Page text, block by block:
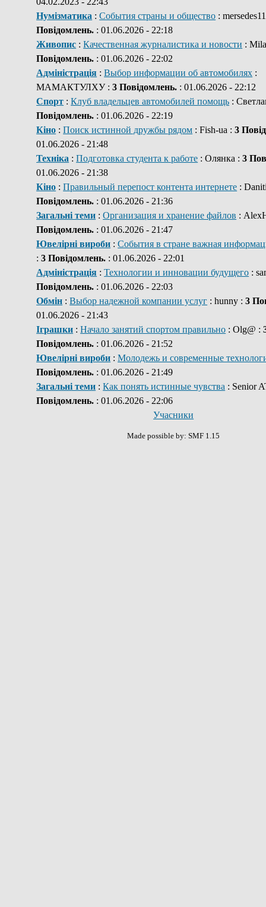
Нумізматика :События страны и общество :
Повідомлень. : 01.06.2026 - 22:18
Живопис :Качественная журналистика и новости :
Повідомлень. : 01.06.2026 - 22:02
Адміністрація :Выбор информации об автомобилях :
МАМАКТУЛХУ :3 Повідомлень. : 01.06.2026 - 22:12
Спорт :Клуб владельцев автомобилей помощь :
Повідомлень. : 01.06.2026 - 22:19
Кіно :Поиск истинной дружбы рядом : Fish-ua :3
01.06.2026 - 21:48
Техніка :Подготовка студента к работе : Олянка :3
01.06.2026 - 21:38
Кіно :Правильный перепост контента интернете :
Повідомлень. : 01.06.2026 - 21:36
Загальні теми :Организация и хранение файлов :
Повідомлень. : 01.06.2026 - 21:47
Ювелірні вироби :События в стране важная
:3 Повідомлень. : 01.06.2026 - 22:01
Адміністрація :Технологии и инновации будущего :
Повідомлень. : 01.06.2026 - 22:03
Обмін :Выбор надежной компании услуг : hunny :3
01.06.2026 - 21:43
Іграшки :Начало занятий спортом правильно : Olg@ :
Повідомлень. : 01.06.2026 - 21:52
Ювелірні вироби :Молодежь и современные
Повідомлень. : 01.06.2026 - 21:49
Загальні теми :Как понять истинные чувства : Senior
Повідомлень. : 01.06.2026 - 22:06
Учасники
Made possible by: SMF 1.15